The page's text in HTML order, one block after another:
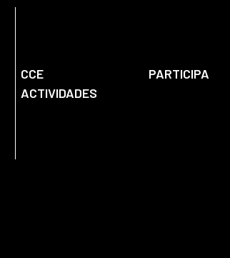
CCE PARTICIPA
ACTIVIDADES